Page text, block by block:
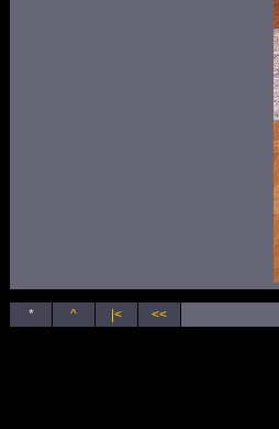
* ^ |< <<